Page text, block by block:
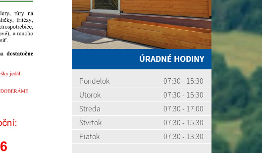
ÚRADNÉ HODINY
Pondelok
07:30 - 15:30
Utorok
07:30 - 15:30
Streda
07:30 - 17:00
Štvrtok
07:30 - 15:30
Piatok
07:30 - 13:30